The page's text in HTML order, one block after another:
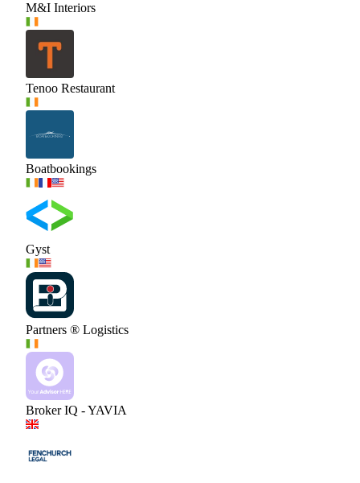
M&I Interiors
Tenoo Restaurant
Boatbookings
Gyst
Partners ® Logistics
Broker IQ - YAVIA